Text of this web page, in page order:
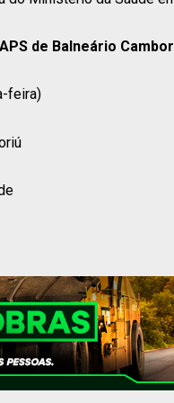
de Balneário
feira)